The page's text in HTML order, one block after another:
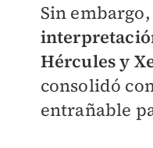
Sin
Hércules y
consolidó
entrañable